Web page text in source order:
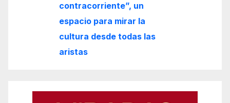
contracorriente”, un
espacio para mirar la
cultura desde todas las
aristas